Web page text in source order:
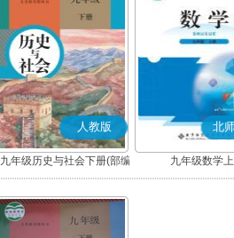
人教版
九年级历史与社会下册(部编
版)
北
九年级数学